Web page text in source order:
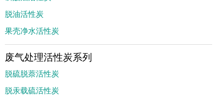
脱油活性炭
果壳净水活性炭
废气处理活性炭系列
脱硫脱萘活性炭
脱汞载硫活性炭